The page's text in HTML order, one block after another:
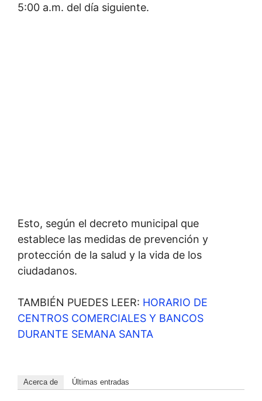
5:00 a.m. del día siguiente.
Esto, según el decreto municipal que
establece las medidas de prevención y
protección de la salud y la vida de los
ciudadanos.
TAMBIÉN PUEDES LEER: HORARIO DE
CENTROS COMERCIALES Y BANCOS
DURANTE SEMANA SANTA
Acerca de Últimas entradas